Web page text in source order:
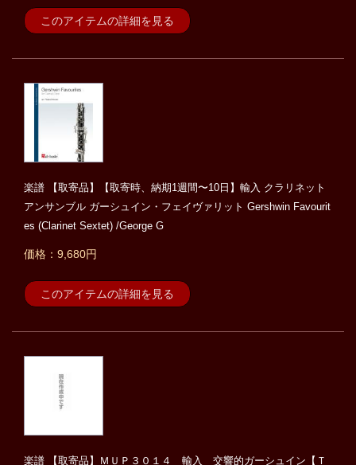
このアイテムの詳細を見る
楽譜 【取寄品】【取寄時、納期1週間〜10日】輸入 クラリネット
アンサンブル ガーシュイン・フェイヴァリット Gershwin Favourit
es (Clarinet Sextet) /George G
価格：9,680円
このアイテムの詳細を見る
楽譜 【取寄品】ＭＵＰ３０１４ 輸入 交響的ガーシュイン【Ｔ